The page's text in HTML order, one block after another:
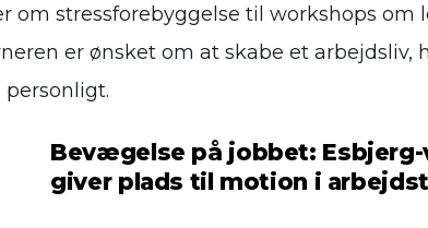
om stressforebyggelse til workshops om
er ønsket om at skabe et arbejdsliv,
Bevægelse på jobbet:
giver plads til motion i